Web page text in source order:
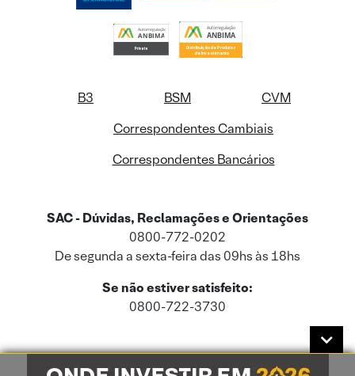
B3 BSM
CVM
Correspondentes Cambiais
Correspondentes Bancários
SAC - Dúvidas, Reclamações e Orientações
0800-772-0202
De segunda a sexta-feira das 09hs às 18hs
Se não estiver satisfeito:
0800-722-3730
Este site usa cookies e dados pessoais de acordo com a nossaPolítica de